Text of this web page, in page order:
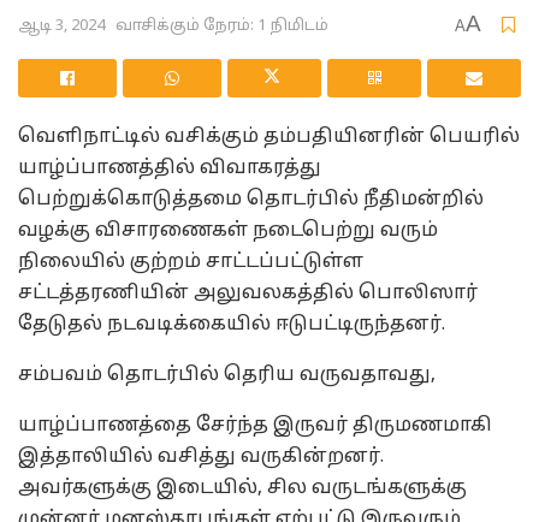
ஆடி 3, 2024 வாசிக்கும் நேரம்: 1 நிமிடம் AA
வெளிநாட்டில் வசிக்கும் தம்பதியினரின் பெயரில்
யாழ்ப்பாணத்தில் விவாகரத்து
பெற்றுக்கொடுத்தமை தொடர்பில் நீதிமன்றில்
வழக்கு விசாரணைகள் நடைபெற்று வரும்
நிலையில் குற்றம் சாட்டப்பட்டுள்ள
சட்டத்தரணியின் அலுவலகத்தில் பொலிஸார்
தேடுதல் நடவடிக்கையில் ஈடுபட்டிருந்தனர்.
சம்பவம் தொடர்பில் தெரிய வருவதாவது,
யாழ்ப்பாணத்தை சேர்ந்த இருவர் திருமணமாகி
இத்தாலியில் வசித்து வருகின்றனர்.
அவர்களுக்கு இடையில், சில வருடங்களுக்கு